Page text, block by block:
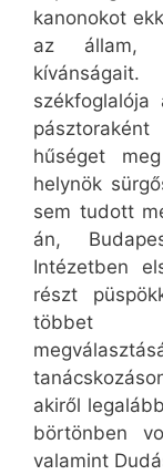
kanonokot
az állam,
hűséget
helynök
sem tudott
án,
Intézetben
részt
többet
akiről
börtönben
valamint